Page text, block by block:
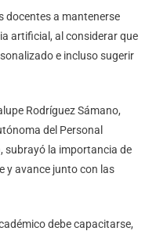
docentes a mantenerse
artificial, al considerar que
e incluso sugerir
Rodríguez Sámano,
del Personal
subrayó la importancia de
y avance junto con las
debe capacitarse,